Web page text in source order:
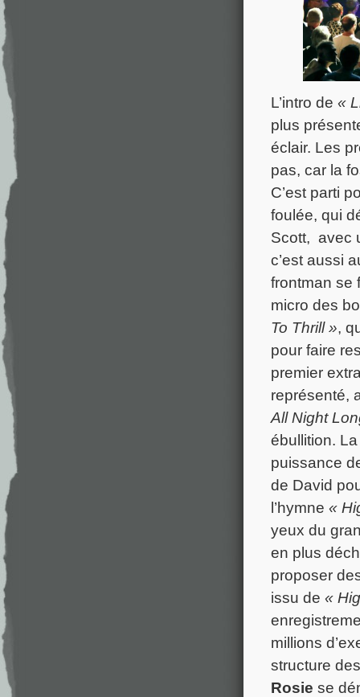
L’intro de «
plus
éclair. Les
pas, car la
C’est parti
foulée, qui
Scott, avec
c’est aussi
frontman se
micro des
To Thrill »,
pour faire
premier
représenté,
All Night
ébullition.
puissance
de David
l’hymne «
yeux du
en plus
proposer
issu de «
millions
structure
Rosie se